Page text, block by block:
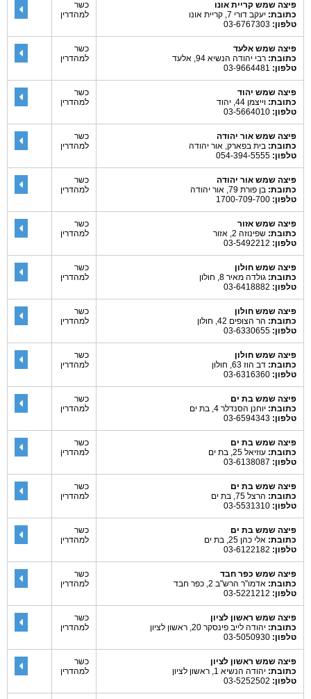
פיצה שמש קריית אונו
כתובת: יעקב דורי 7, קריית אונו
טלפון:
כשר
למהדרין
פיצה שמש אלעד
כתובת: רבי יהודה הנשיא 94, אלעד
טלפון:
כשר
למהדרין
פיצה שמש יהוד
כתובת: וייצמן 44, יהוד
טלפון:
כשר
למהדרין
פיצה שמש אור יהודה
כתובת: בית בפארק, אור יהודה
טלפון:
כשר
למהדרין
פיצה שמש אור יהודה
כתובת: בן פורת 79, אור יהודה
טלפון:
כשר
למהדרין
פיצה שמש אזור
כתובת: שפינוזה 2, אזור
טלפון:
כשר
למהדרין
פיצה שמש חולון
כתובת: גולדה מאיר 8, חולון
טלפון:
כשר
למהדרין
פיצה שמש חולון
כתובת: הר הצופים 42, חולון
טלפון:
כשר
למהדרין
פיצה שמש חולון
כתובת: דב הוז 63, חולון
טלפון:
כשר
למהדרין
פיצה שמש בת ים
כתובת: יוחנן הסנדלר 4, בת ים
טלפון:
כשר
למהדרין
פיצה שמש בת ים
כתובת: עוזיאל 25, בת ים
טלפון:
כשר
למהדרין
פיצה שמש בת ים
כתובת: הרצל 75, בת ים
טלפון:
כשר
למהדרין
פיצה שמש בת ים
כתובת: אלי כהן 25, בת ים
טלפון:
כשר
למהדרין
פיצה שמש כפר חבד
כתובת: אדמו"ר הרש"ב 2, כפר חבד
טלפון:
כשר
למהדרין
פיצה שמש ראשון לציון
כתובת: יהודה לייב פינסקר 20, ראשון לציון
טלפון:
כשר
למהדרין
פיצה שמש ראשון לציון
כתובת: יהודה הנשיא 1, ראשון לציון
טלפון:
כשר
למהדרין